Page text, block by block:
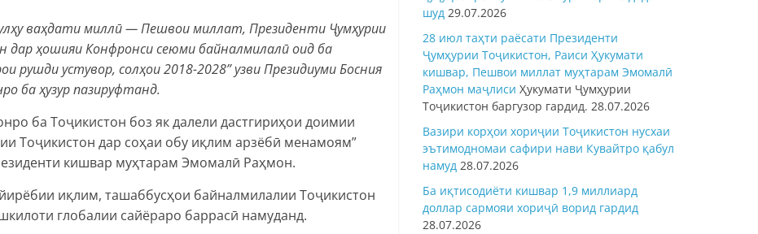
ваҳдати миллӣ — Пешвои миллат, Президенти Ҷумҳурии
ҳошияи Конфронси сеюми байналмилалӣ оид ба
рушди устувор, солҳои 2018-2028” узви Президиуми Босния
ба ҳузур пазируфтанд.
ба Тоҷикистон боз як далели дастгириҳои доимии
Тоҷикистон дар соҳаи обу иқлим арзёбӣ менамоям”
кишвар муҳтарам Эмомалӣ Раҳмон.
иқлим, ташаббусҳои байналмилалии Тоҷикистон
глобалии сайёраро баррасӣ намуданд.
шуд 29.07.2026
28 июл таҳти раёсати Президенти
Ҷумҳурии Тоҷикистон, Раиси Ҳукумати
кишвар, Пешвои миллат муҳтарам Эмомалӣ
Раҳмон маҷлиси Ҳукумати Ҷумҳурии
Тоҷикистон баргузор гардид. 28.07.2026
Вазири корҳои хориҷии Тоҷикистон нусхаи
эътимодномаи сафири нави Кувайтро қабул
намуд 28.07.2026
Ба иқтисодиёти кишвар 1,9 миллиард
доллар сармояи хориҷӣ ворид гардид
28.07.2026